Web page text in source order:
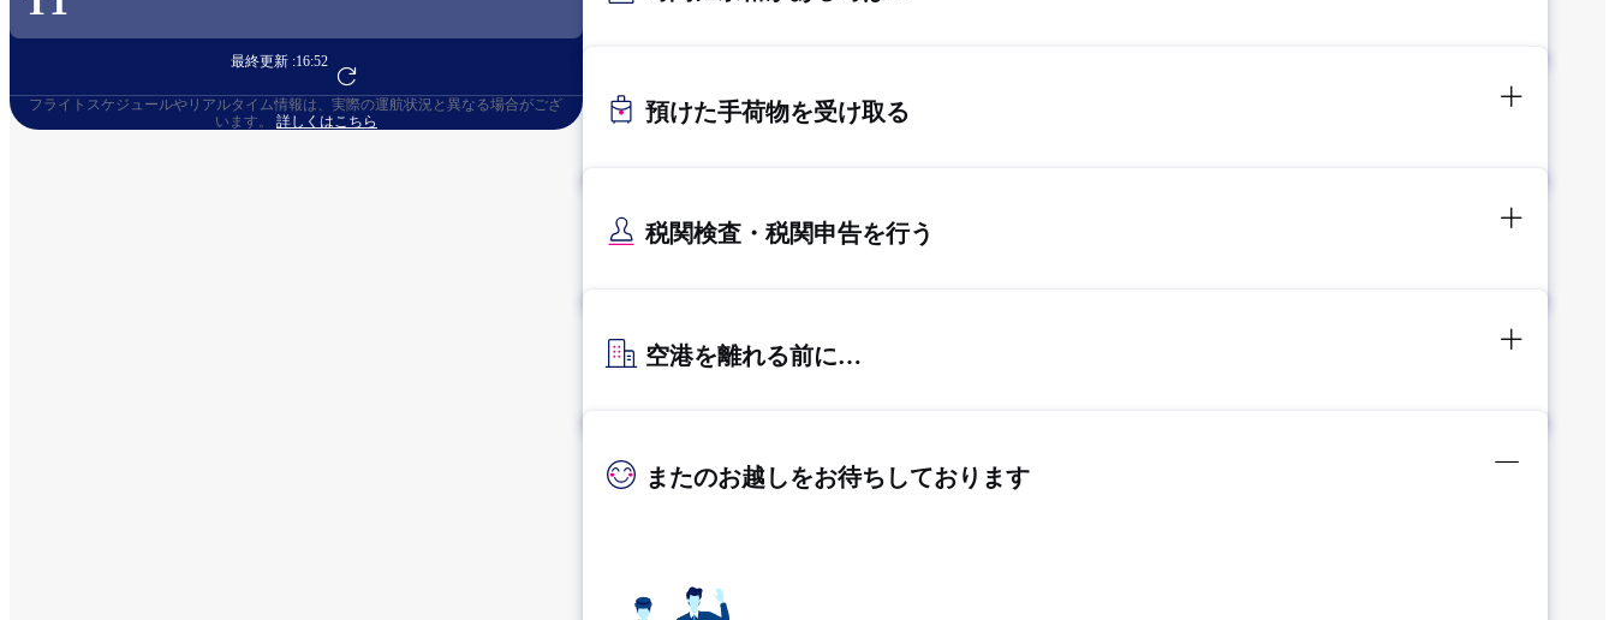
最終更新 :16:52
フライト予約へ
フライトスケジュールやリアルタイム情報は、実際の運航状況と異なる場合がござ
います。 詳しくはこちら 預けた手荷物を受け取る
税関検査・税関申告を行う
空港を離れる前に…
またのお越しをお待ちしております